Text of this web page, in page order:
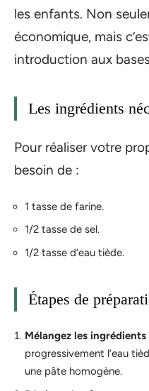
les enfants. Non
économique, mais
introduction aux
Les ingrédients
Pour réaliser votre
besoin de :
1 tasse de farine.
1/2 tasse de sel.
1/2 tasse d’eau tiède.
Étapes de
Mélangez les ingrédients
progressivement l’eau
une pâte homogène.